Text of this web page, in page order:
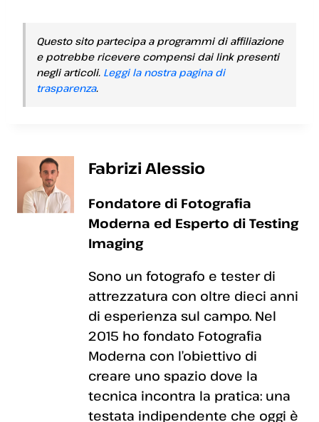
Questo sito partecipa a programmi di affiliazione
e potrebbe ricevere compensi dai link presenti
negli articoli. Leggi la nostra pagina di
trasparenza.
Fabrizi Alessio
Fondatore di Fotografia
Moderna ed Esperto di Testing
Imaging
Sono un fotografo e tester di
attrezzatura con oltre dieci anni
di esperienza sul campo. Nel
2015 ho fondato Fotografia
Moderna con l’obiettivo di
creare uno spazio dove la
tecnica incontra la pratica: una
testata indipendente che oggi è